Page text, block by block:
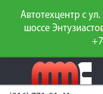
Автотехцентр с
шоссе